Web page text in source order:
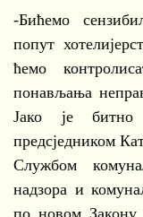
-Бићемо
попут
ћемо
понављања
Јако је
предсједником
Службом
надзора и
по новом Закону